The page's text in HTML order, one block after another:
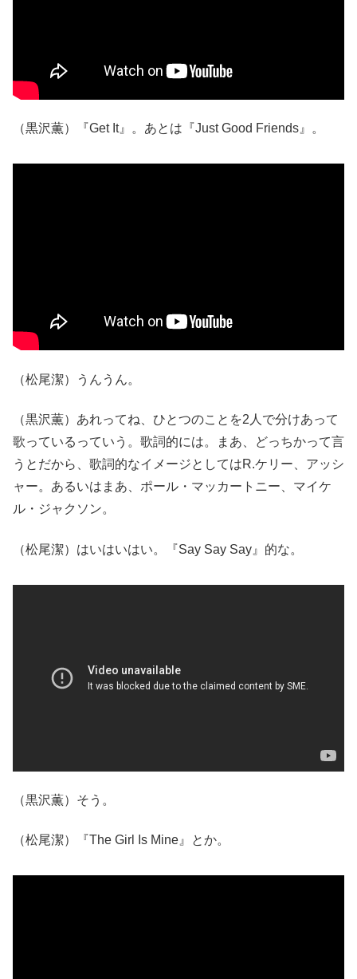
（黒沢薫）『Get It』。あとは『Just Good Friends』。
（松尾潔）うんうん。
（黒沢薫）あれってね、ひとつのことを2人で分けあって
歌っているっていう。歌詞的には。まあ、どっちかって言
うとだから、歌詞的なイメージとしてはR.ケリー、アッシ
ャー。あるいはまあ、ポール・マッカートニー、マイケ
ル・ジャクソン。
（松尾潔）はいはいはい。『Say Say Say』的な。
（黒沢薫）そう。
（松尾潔）『The Girl Is Mine』とか。